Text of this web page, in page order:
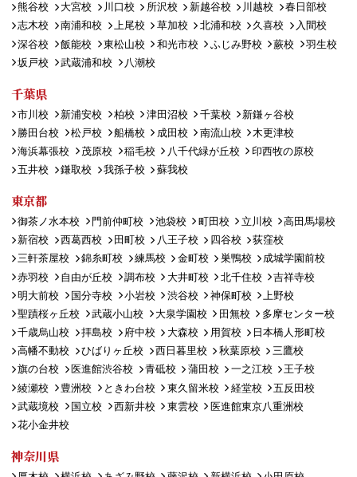
熊谷校 大宮校 川口校 所沢校 新越谷校 川越校
春日部校
志木校
南浦和校 上尾校 草加校 北浦和校 久喜校
入間校
深谷校
飯能校 東松山校 和光市校 ふじみ野校 蕨校
羽生校
坂戸校
武蔵浦和校 八潮校
千葉県
市川校 新浦安校 柏校 津田沼校 千葉校
新鎌ヶ谷校
勝田台校
松戸校 船橋校 成田校 南流山校
木更津校
海浜幕張校
茂原校 稲毛校 八千代緑が丘校
印西牧の原校
五井校
鎌取校 我孫子校 蘇我校
東京都
御茶ノ水本校 門前仲町校 池袋校 町田校 立川校
高田馬場校
新宿校
西葛西校 田町校 八王子校 四谷校
荻窪校
三軒茶屋校
錦糸町校 練馬校 金町校 巣鴨校
成城学園前校
赤羽校
自由が丘校 調布校 大井町校 北千住校
吉祥寺校
明大前校
国分寺校 小岩校 渋谷校 神保町校
上野校
聖蹟桜ヶ丘校
武蔵小山校 大泉学園校 田無校
多摩センター校
千歳烏山校
拝島校 府中校 大森校 用賀校
日本橋人形町校
高幡不動校
ひばりヶ丘校 西日暮里校 秋葉原校
三鷹校
旗の台校
医進館渋谷校 青砥校 蒲田校 一之江校
王子校
綾瀬校
豊洲校 ときわ台校 東久留米校 経堂校
五反田校
武蔵境校
国立校 西新井校 東雲校
医進館東京八重洲校
花小金井校
神奈川県